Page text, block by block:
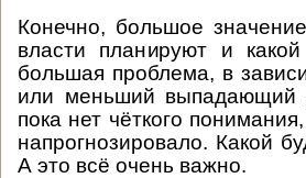
Конечно, большое
власти планируют и
большая проблема, в
или меньший выпадающий
пока нет чёткого
напрогнозировало. Какой
А это всё очень важно.